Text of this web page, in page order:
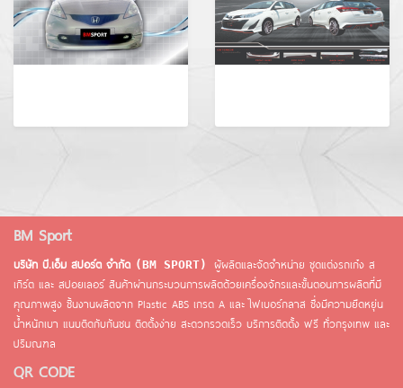
BM Sport
บริษัท บี.เอ็ม สปอร์ต จำกัด (BM SPORT)
ผู้ผลิตและจัดจำหน่าย ชุดแต่งรถเก๋ง ส
เกิร์ต และ สปอยเลอร์ สินค้าผ่านกระบวนการผลิตด้วยเครื่องจักรและขั้นตอนการผลิตที่มี
คุณภาพสูง ชิ้นงานผลิตจาก Plastic ABS เกรด A และ ไฟเบอร์กลาส ซึ่งมีความยึดหยุ่น
น้ำหนักเบา แนบติดกับกันชน ติดตั้งง่าย สะดวกรวดเร็ว บริการติดตั้ง ฟรี ทั่วกรุงเทพ และ
ปริมณฑล
QR CODE